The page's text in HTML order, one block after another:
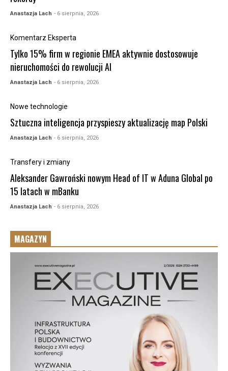
Anastazja Lach - 6 sierpnia, 2026
Komentarz Eksperta
Tylko 15% firm w regionie EMEA aktywnie dostosowuje
nieruchomości do rewolucji AI
Anastazja Lach - 6 sierpnia, 2026
Nowe technologie
Sztuczna inteligencja przyspieszy aktualizację map Polski
Anastazja Lach - 6 sierpnia, 2026
Transfery i zmiany
Aleksander Gawroński nowym Head of IT w Aduna Global po
15 latach w mBanku
Anastazja Lach - 6 sierpnia, 2026
MAGAZYN